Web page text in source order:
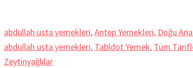
abdullah usta yemekleri,Antep Yemekleri, Doğu
abdullah usta yemekleri, Tabldot Yemek, Tüm
Zeytinyağlılar